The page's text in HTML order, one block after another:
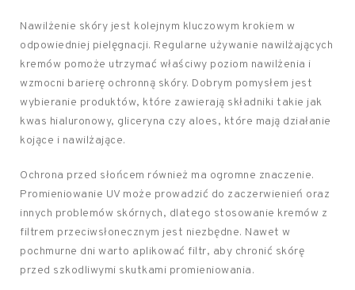
Nawilżenie skóry jest kolejnym kluczowym krokiem w
odpowiedniej pielęgnacji. Regularne używanie nawilżających
kremów pomoże utrzymać właściwy poziom nawilżenia i
wzmocni barierę ochronną skóry. Dobrym pomysłem jest
wybieranie produktów, które zawierają składniki takie jak
kwas hialuronowy, gliceryna czy aloes, które mają działanie
kojące i nawilżające.
Ochrona przed słońcem również ma ogromne znaczenie.
Promieniowanie UV może prowadzić do zaczerwienień oraz
innych problemów skórnych, dlatego stosowanie kremów z
filtrem przeciwsłonecznym jest niezbędne. Nawet w
pochmurne dni warto aplikować filtr, aby chronić skórę
przed szkodliwymi skutkami promieniowania.